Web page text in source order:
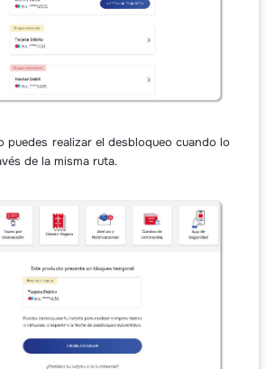
puedes realizar el desbloqueo cuando lo
de la misma ruta.